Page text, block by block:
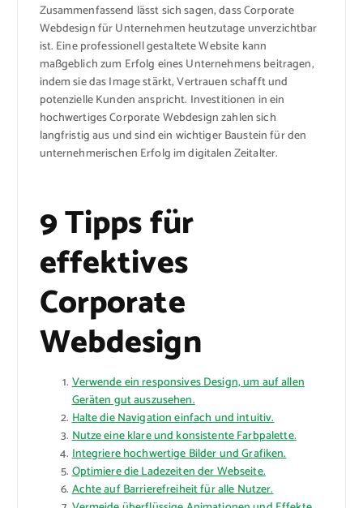
Zusammenfassend lässt sich sagen, dass Corporate
Webdesign für Unternehmen heutzutage unverzichtbar
ist. Eine professionell gestaltete Website kann
maßgeblich zum Erfolg eines Unternehmens beitragen,
indem sie das Image stärkt, Vertrauen schafft und
potenzielle Kunden anspricht. Investitionen in ein
hochwertiges Corporate Webdesign zahlen sich
langfristig aus und sind ein wichtiger Baustein für den
unternehmerischen Erfolg im digitalen Zeitalter.
9 Tipps für
effektives
Corporate
Webdesign
Verwende ein responsives Design, um auf allen
Geräten gut auszusehen.
Halte die Navigation einfach und intuitiv.
Nutze eine klare und konsistente Farbpalette.
Integriere hochwertige Bilder und Grafiken.
Optimiere die Ladezeiten der Webseite.
Achte auf Barrierefreiheit für alle Nutzer.